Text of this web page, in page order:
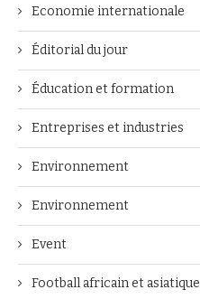
Economie internationale
Éditorial du jour
Éducation et formation
Entreprises et industries
Environnement
Environnement
Event
Football africain et asiatique